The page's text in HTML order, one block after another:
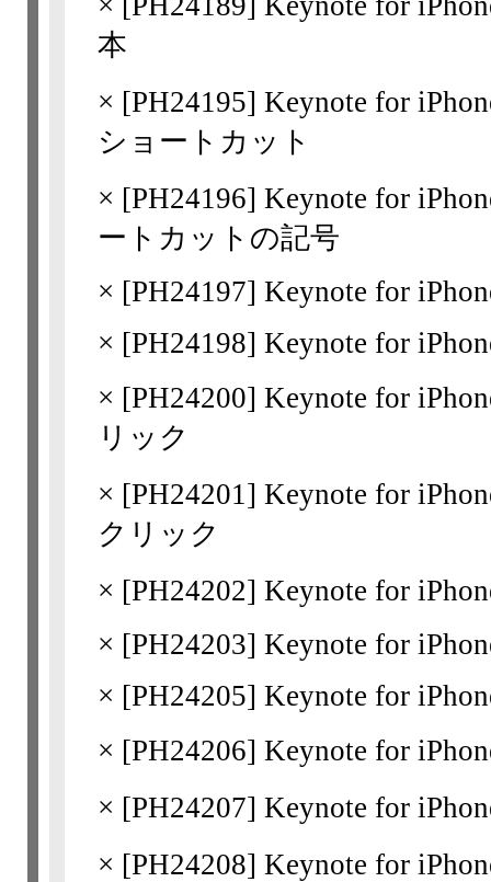
本
× [PH24195] Keynote for
ショートカット
× [PH24196] Keynote for
ートカットの記号
× [PH24197] Keynote for
× [PH24198] Keynote for
× [PH24200] Keynote for
リック
× [PH24201] Keynote for
クリック
× [PH24202] Keynote for
× [PH24203] Keynote for
× [PH24205] Keynote for
× [PH24206] Keynote for
× [PH24207] Keynote for
× [PH24208] Keynote for